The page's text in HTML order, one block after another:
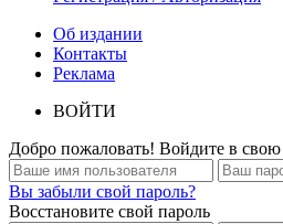
Об издании
Контакты
Реклама
ВОЙТИ
Добро пожаловать! Войдите в
Вы забыли свой пароль?
Восстановите свой пароль